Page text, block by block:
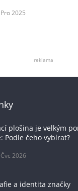
2025
reklama
plošina je velkým
Podle čeho vybírat?
2026
a identita značky